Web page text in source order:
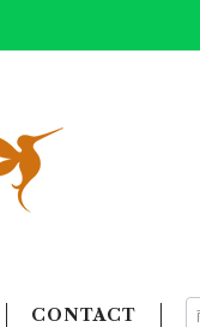
CONTACT